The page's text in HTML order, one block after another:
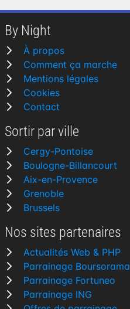
By Night
À propos
Comment ça marche
Mentions légales
Cookies
Contact
Sortir par ville
Cergy-Pontoise
Boulogne-Billancourt
Aix-en-Provence
Grenoble
Brussels
Nos sites partenaires
Actualités Web & PHP
Parrainage Boursorama
Parrainage Fortuneo
Parrainage ING